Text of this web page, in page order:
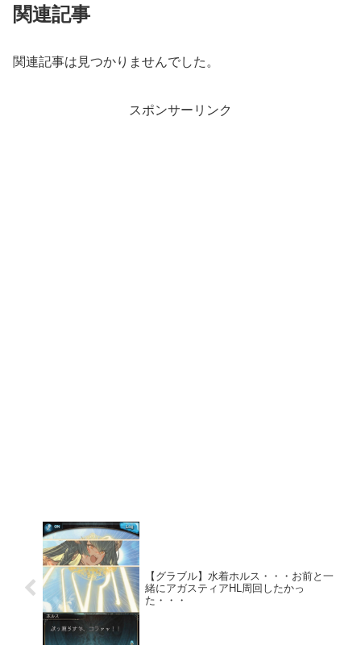
関連記事
関連記事は見つかりませんでした。
スポンサーリンク
【グラブル】水着ホルス・・・お前と一
緒にアガスティアHL周回したかっ
た・・・